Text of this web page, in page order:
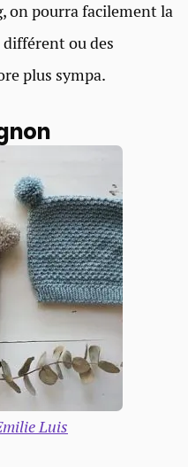
on pourra facilement la
ou des
plus sympa.
Luis